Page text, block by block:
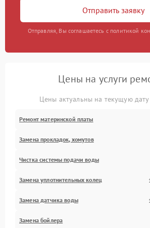
Отправить заявку
Отправляя, Вы соглашаетесь с политикой
Цены на услуги
Цены актуальны на текущую
Ремонт материнской платы
Замена прокладок, хомутов
Чистка системы подачи воды
Замена уплотнительных колец
Замена датчика воды
Замена бойлера